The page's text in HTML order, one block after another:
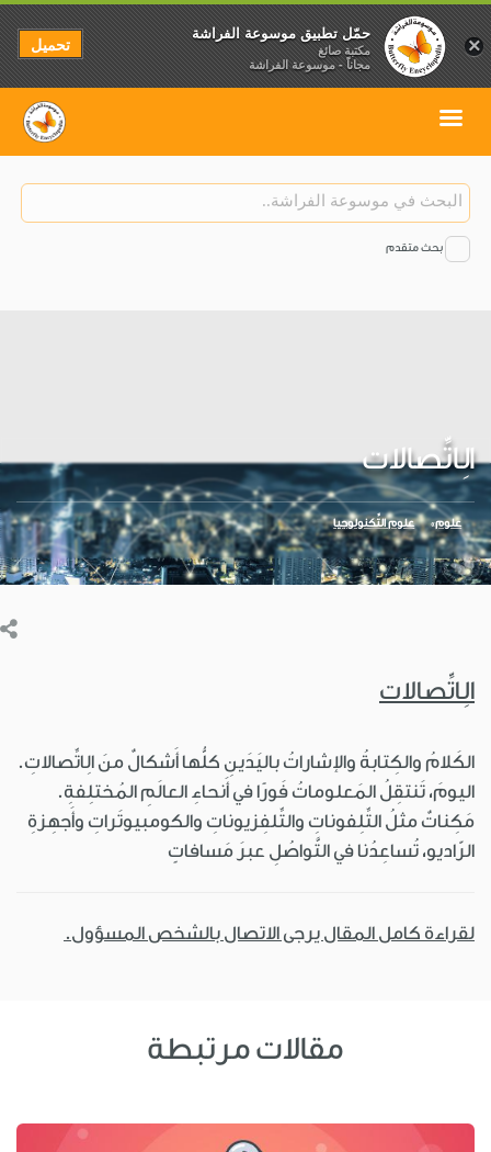
بحث متقدم
الِاتِّصالات
علوم علوم التِّكنولوجيا
الِاتِّصالات
الكَلامُ والكِتابةُ والإشاراتُ باليَدَينِ كلُّها أَشكالٌ منَ الِاتِّصالاتِ.
اليومَ، تَنتقِلُ المَعلوماتُ فَورًا في أَنحاءِ العالَمِ المُختلِفةِ.
مَكِناتٌ مثلُ التِّلِفوناتِ والتِّلفِزيوناتِ والكومبيوتَراتِ وأَجهِزةِ
الرّاديو، تُساعِدُنا في التَّواصُلِ عبرَ مَسافاتٍ
لقراءة كامل المقال يرجى الاتصال بالشخص المسؤول.
مقالات مرتبطة
×
حمّل تطبيق موسوعة الفراشة
مكتبة صائغ
مجاناً - موسوعة الفراشة
تحميل